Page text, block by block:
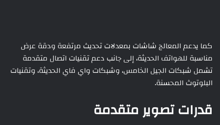
كما يدعم المعالج شاشات بمعدلات تحديث مرتفعة ودقة عرض
مناسبة للهواتف الحديثة، إلى جانب دعم تقنيات اتصال متقدمة
تشمل شبكات الجيل الخامس، وشبكات واي فاي الحديثة، وتقنيات
البلوتوث المحسنة.
قدرات تصوير متقدمة